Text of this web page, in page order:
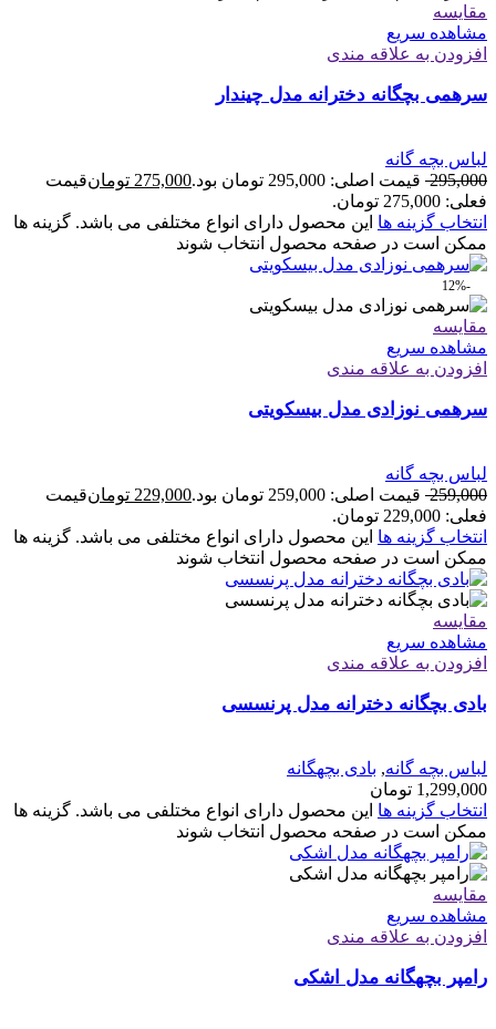
مقایسه
مشاهده سریع
افزودن به علاقه مندی
سرهمی بچگانه دخترانه مدل چیندار
لباس بچه گانه
295,000 قیمت اصلی: 295,000 تومان بود. 275,000 تومانقیمت
فعلی: 275,000 تومان.
انتخاب گزینه ها این محصول دارای انواع مختلفی می باشد. گزینه ها
ممکن است در صفحه محصول انتخاب شوند
-12%
مقایسه
مشاهده سریع
افزودن به علاقه مندی
سرهمی نوزادی مدل بیسکویتی
لباس بچه گانه
259,000 قیمت اصلی: 259,000 تومان بود. 229,000 تومانقیمت
فعلی: 229,000 تومان.
انتخاب گزینه ها این محصول دارای انواع مختلفی می باشد. گزینه ها
ممکن است در صفحه محصول انتخاب شوند
مقایسه
مشاهده سریع
افزودن به علاقه مندی
بادی بچگانه دخترانه مدل پرنسسی
لباس بچه گانه, بادی بچهگانه
1,299,000 تومان
انتخاب گزینه ها این محصول دارای انواع مختلفی می باشد. گزینه ها
ممکن است در صفحه محصول انتخاب شوند
مقایسه
مشاهده سریع
افزودن به علاقه مندی
رامپر بچهگانه مدل اشکی